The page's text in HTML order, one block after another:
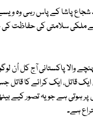
پاشا کے پاس رہی وہ
سلامتی کی حفاظت کی
پاکستانی آج کل اُن
ایک قاتل، ایک کرائے کا
پر ہوتی ہے جو یہ تصور کیے
ہے۔